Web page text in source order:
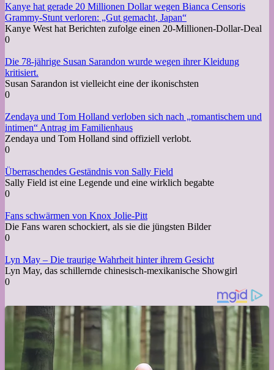
Kanye hat gerade 20 Millionen Dollar wegen Bianca Censoris
Grammy-Stunt verloren: „Gut gemacht, Japan“
Kanye West hat Berichten zufolge einen 20-Millionen-Dollar-Deal
0
Die 78-jährige Susan Sarandon wurde wegen ihrer Kleidung
kritisiert.
Susan Sarandon ist vielleicht eine der ikonischsten
0
Zendaya und Tom Holland verloben sich nach „romantischem und
intimen“ Antrag im Familienhaus
Zendaya und Tom Holland sind offiziell verlobt.
0
Überraschendes Geständnis von Sally Field
Sally Field ist eine Legende und eine wirklich begabte
0
Fans schwärmen von Knox Jolie-Pitt
Die Fans waren schockiert, als sie die jüngsten Bilder
0
Lyn May – Die traurige Wahrheit hinter ihrem Gesicht
Lyn May, das schillernde chinesisch-mexikanische Showgirl
0